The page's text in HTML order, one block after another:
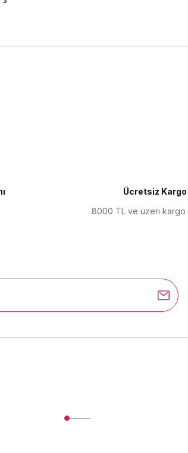
Gönder
Ücretsiz Kargo
8000 TL ve üzeri kargo